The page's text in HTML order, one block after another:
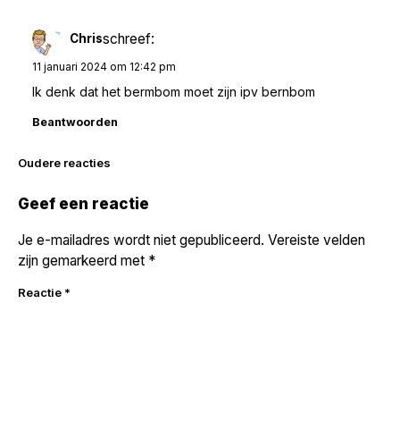
Chrisschreef:
11 januari 2024 om 12:42 pm
Ik denk dat het bermbom moet zijn ipv bernbom
Beantwoorden
Reacties
navigatie
Oudere reacties
Geef een reactie
Je e-mailadres wordt niet gepubliceerd. Vereiste velden
zijn gemarkeerd met *
Reactie *